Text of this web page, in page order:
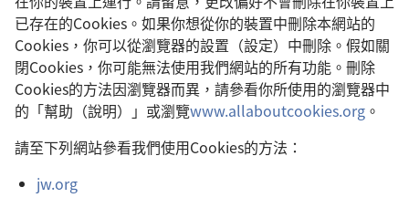
已存在的Cookies。如果你想從你的裝置中刪除本網站的
Cookies，你可以從瀏覽器的設置（設定）中刪除。假如關
閉Cookies，你可能無法使用我們網站的所有功能。刪除
Cookies的方法因瀏覽器而異，請參看你所使用的瀏覽器中
的「幫助（說明）」或瀏覽www.allaboutcookies.org 。
請至下列網站參看我們使用Cookies的方法：
jw.org